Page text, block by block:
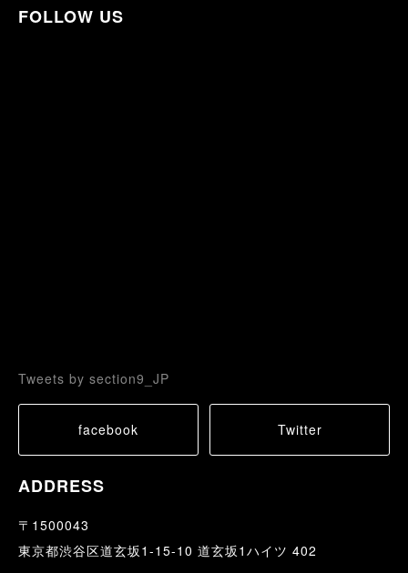
ADDRESS
〒1500043
東京都渋谷区道玄坂1-15-10 道玄坂1ハイツ 402
FOLLOW US
Tweets by section9_JP
facebook Twitter